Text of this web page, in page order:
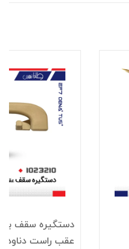
دستگيره سقف
عقب راست